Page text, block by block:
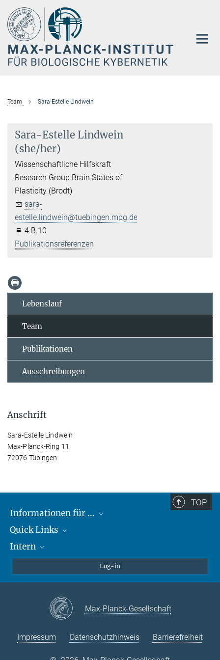
Hauptinhalt
Team Sara-Estelle Lindwein
Sara-Estelle Lindwein
(she/her)
Wissenschaftliche Hilfskraft
Research Group Brain States of
Plasticity (Brodt)
sara-
estelle.lindwein@tuebingen.mpg.de
4.B.10
Publikationsreferenzen
Lebenslauf
Team
Publikationen
Ausschreibungen
Anschrift
Sara-Estelle Lindwein
Max-Planck-Ring 11
72076 Tübingen
TOP
Informationen für ...
Lieferanten
Studierende
Quick Links
Max-Planck-Gesellschaft
Max-Planck-Campus Tübingen
Stellenangebote
Intern
VPN-Hilfe
Log-in
Max-Planck-Gesellschaft
Impressum Datenschutzhinweis Barrierefreiheit